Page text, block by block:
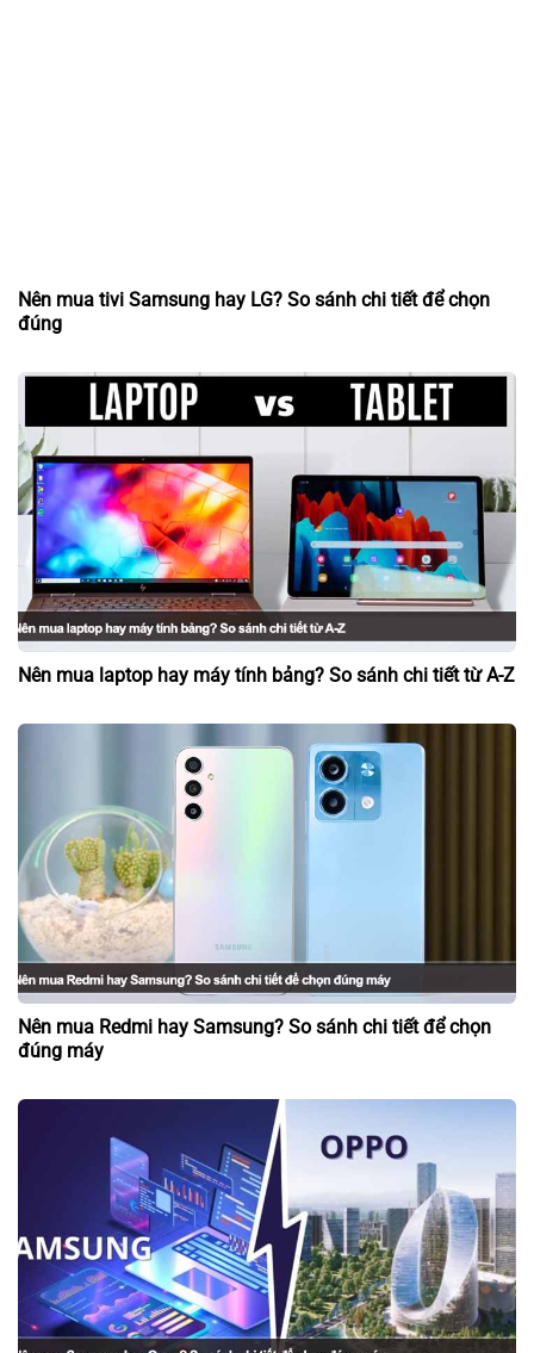
Nên mua tivi Samsung hay LG? So sánh chi tiết để chọn
đúng
Nên mua laptop hay máy tính bảng? So sánh chi tiết từ A-Z
Nên mua Redmi hay Samsung? So sánh chi tiết để chọn
đúng máy